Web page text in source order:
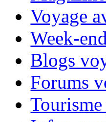
Voyage
Week-end
Blogs
Forums